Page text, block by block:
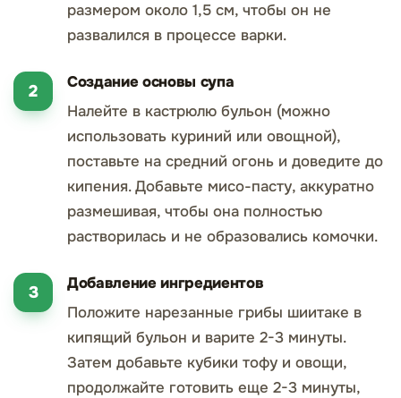
размером около 1,5 см, чтобы он не
развалился в процессе варки.
Создание основы супа
Налейте в кастрюлю бульон (можно
использовать куриний или овощной),
поставьте на средний огонь и доведите до
кипения. Добавьте мисо-пасту, аккуратно
размешивая, чтобы она полностью
растворилась и не образовались комочки.
Добавление ингредиентов
Положите нарезанные грибы шиитаке в
кипящий бульон и варите 2-3 минуты.
Затем добавьте кубики тофу и овощи,
продолжайте готовить еще 2-3 минуты,